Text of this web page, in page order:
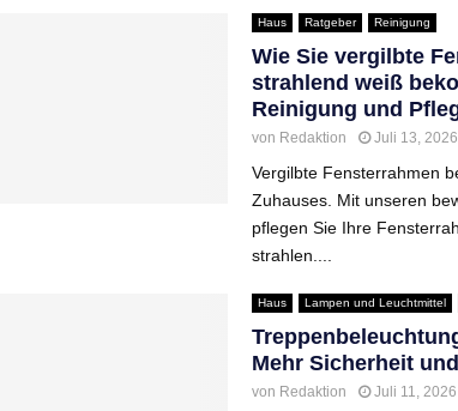
Haus Ratgeber Reinigung
Wie Sie vergilbte
strahlend weiß
Reinigung und
von Redaktion Juli 13, 2026
Vergilbte Fensterrahmen
Zuhauses. Mit unseren
pflegen Sie Ihre
strahlen....
Haus Lampen und Leuchtmittel
Mehr Sicherheit
von Redaktion Juli 11, 2026